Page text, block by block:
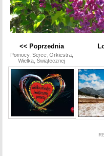
<< Poprzednia
Pomocy, Serce, Orkiestra,
Wielka, Świątecznej